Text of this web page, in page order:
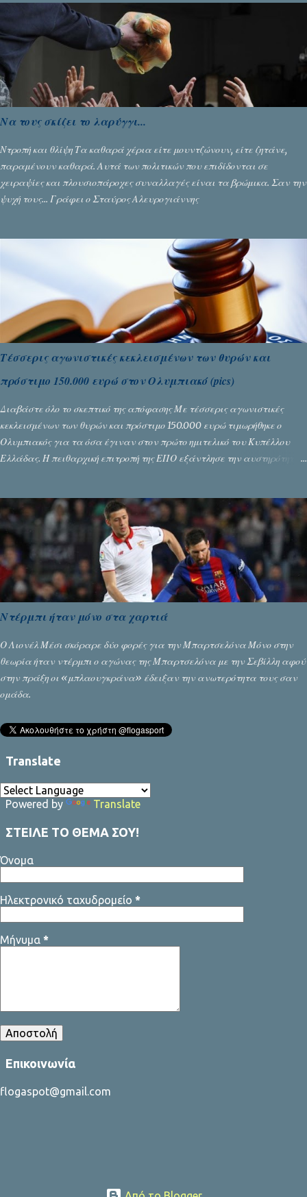
Να τους σκίζει το λαρύγγι...
Ντροπή και θλίψη Τα καθαρά χέρια είτε μουντζώνουν, είτε ζητάνε,
παραμένουν καθαρά. Αυτά των πολιτικών που επιδίδονται σε
χειραψίες και πλουσιοπάροχες συναλλαγές είναι τα βρώμικα. Σαν την
ψυχή τους... Γράφει ο Σταύρος Αλευρογιάννης
Τέσσερις αγωνιστικές κεκλεισμένων των θυρών και
πρόστιμο 150.000 ευρώ στον Ολυμπιακό (pics)
Διαβάστε όλο το σκεπτικό της απόφασης Με τέσσερις αγωνιστικές
κεκλεισμένων των θυρών και πρόστιμο 150.000 ευρώ τιμωρήθηκε ο
Ολυμπιακός για τα όσα έγιναν στον πρώτο ημιτελικό του Κυπέλλου
Ελλάδας. Η πειθαρχική επιτροπή της ΕΠΟ εξάντλησε την αυστηρότητά
όπως απαιτούσαν, αφού κάτι τέτοιο δεν ήταν εφικτό, σύμφωνα με τα
στοιχεία...
Ντέρμπι ήταν μόνο στα χαρτιά
Ο Λιονέλ Μέσι σκόραρε δύο φορές για την Μπαρτσελόνα Μόνο στην
θεωρία ήταν ντέρμπι ο αγώνας της Μπαρτσελόνα με την Σεβίλλη αφού
στην πράξη οι «μπλαουγκράνα» έδειξαν την ανωτερότητα τους σαν
ομάδα.
Translate
Powered by Translate
ΣΤΕΙΛΕ ΤΟ ΘΕΜΑ ΣΟΥ!
Όνομα
Ηλεκτρονικό ταχυδρομείο *
Μήνυμα *
Επικοινωνία
flogaspot@gmail.com